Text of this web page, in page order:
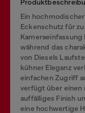
Ein
Eckenschutz für
während das
von Diesels
kühner Eleganz
einfachen Zugriff
verfügt über einen
auffälliges Finish
eine hochwertige